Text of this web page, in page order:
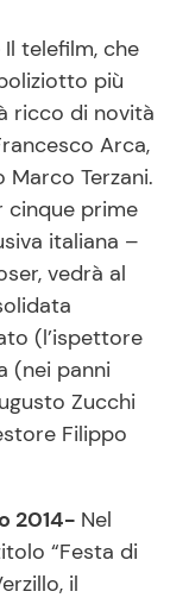
Il telefilm, che
più
ricco di novità
Arca,
Terzani.
cinque prime
italiana –
vedrà al
(l’ispettore
(nei panni
Zucchi
Filippo
2014- Nel
“Festa di
il